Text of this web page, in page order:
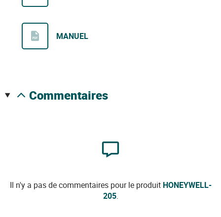
MANUEL
commentaires
Il n'y a pas de commentaires pour le produit HONEYWELL-
205.